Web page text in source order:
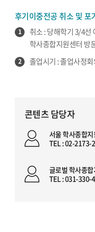
후기이중전공 취소 및 포
1
취소 : 당해학기 3/4선
학사종합지원센터 방
2 졸업시기 : 졸업사정
콘텐츠 담당자
서울 학사종합
TEL : 02-2173-
글로벌 학사종
TEL : 031-330-